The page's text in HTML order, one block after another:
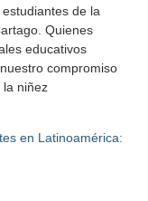
de la
Quienes
educativos
compromiso
la niñez
en Latinoamérica: